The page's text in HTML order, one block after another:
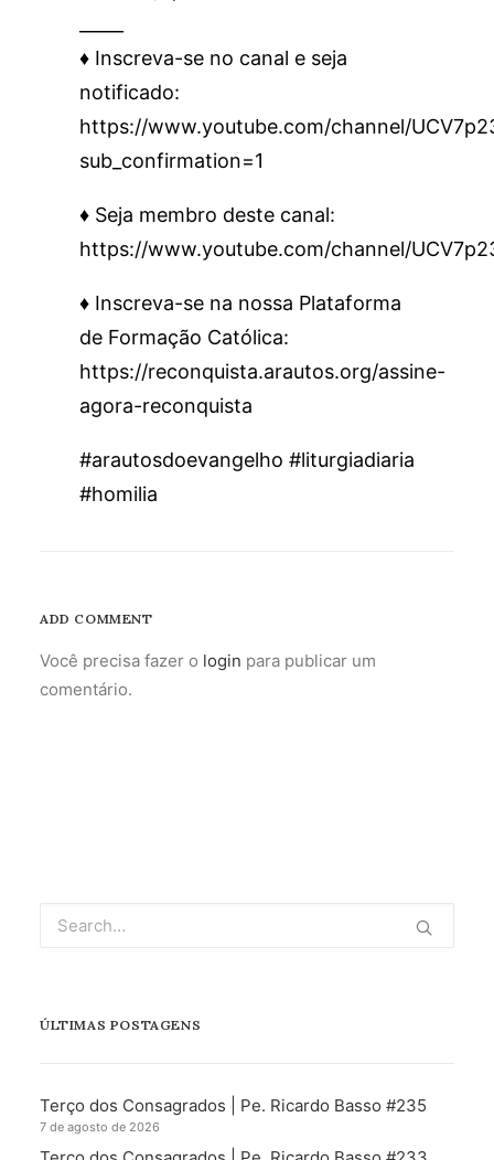
♦️ Inscreva-se no canal e seja
notificado:
https://www.youtube.com/channel/
sub_confirmation=1
♦️ Seja membro deste canal:
https://www.youtube.com/channel/
♦️ Inscreva-se na nossa Plataforma
de Formação Católica:
https://reconquista.arautos.org/assine-
agora-reconquista
#arautosdoevangelho #liturgiadiaria
#homilia
ADD COMMENT
Você precisa fazer o login para publicar um
comentário.
ÚLTIMAS POSTAGENS
Terço dos Consagrados | Pe. Ricardo Basso #235
7 de agosto de 2026